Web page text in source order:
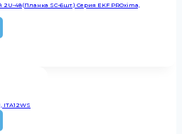
2U-48(планка SC-6шт.) Серия EKF PROxima,
ITA12WS